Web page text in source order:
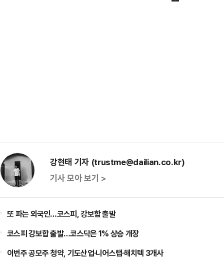
강현태 기자 (trustme@dailian.co.kr)
기사 모아 보기 >
또 파는 외국인…코스피, 강보합 출발
코스피 강보합 출발…코스닥은 1% 상승 개장
이번주 공모주 청약, 기도산업·니어스랩·해치텍 3개사